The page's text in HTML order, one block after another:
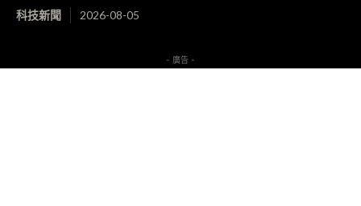
科技新聞 2026-08-05
- 廣告 -